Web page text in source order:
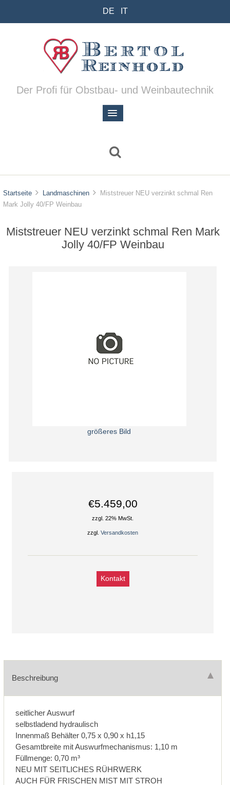
DE IT
Der Profi für Obstbau- und Weinbautechnik
Startseite Landmaschinen
Miststreuer NEU verzinkt schmal Ren
Mark Jolly 40/FP Weinbau
Miststreuer NEU verzinkt schmal Ren Mark
Jolly 40/FP Weinbau
größeres Bild
€5.459,00
zzgl. 22% MwSt.
zzgl.Versandkosten
Kontakt
Beschreibung
seitlicher Auswurf
selbstladend hydraulisch
Innenmaß Behälter 0,75 x 0,90 x h1,15
Gesamtbreite mit Auswurfmechanismus: 1,10 m
Füllmenge: 0,70 m³
NEU MIT SEITLICHES RÜHRWERK
AUCH FÜR FRISCHEN MIST MIT STROH